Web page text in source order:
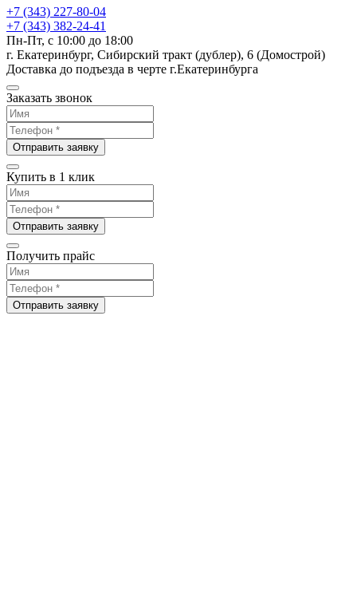
+7 (343) 227-80-04
+7 (343) 382-24-41
Пн-Пт, с 10:00 до 18:00
г. Екатеринбург, Сибирский тракт (дублер), 6 (Домострой)
Доставка до подъезда в черте г.Екатеринбурга
Заказать звонок
Отправить заявку
Купить в 1 клик
Отправить заявку
Получить прайс
Отправить заявку